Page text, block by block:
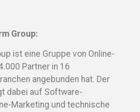
Group:
ist eine Gruppe von Online-
Partner in 16
angebunden hat. Der
dabei auf Software-
Marketing und technische